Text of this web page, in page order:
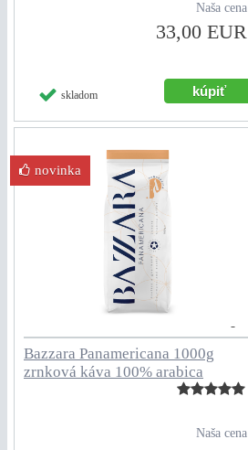
Naša cena
33,00 EUR
skladom
Bazzara Panamericana 1000g
zrnková káva 100% arabica
Naša cena
novinka